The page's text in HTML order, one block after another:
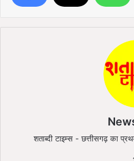
शताब्दी टाइम्स - छत्तीसगढ़ का